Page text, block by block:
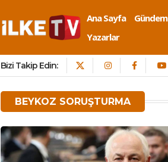
Ana Sayfa Gündem
Yazarlar
Bizi Takip Edin:
BEYKOZ SORUŞTURMA